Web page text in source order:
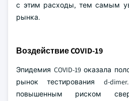
с этим расходы, тем самым
рынка.
Воздействие COVID-19
Эпидемия COVID-19 оказала
рынок тестирования d-
повышенным риском